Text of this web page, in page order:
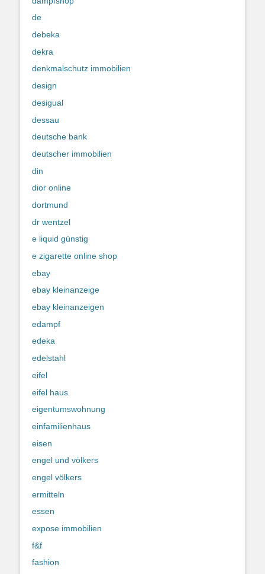
de
debeka
dekra
denkmalschutz immobilien
design
desigual
dessau
deutsche bank
deutscher immobilien
din
dior online
dortmund
dr wentzel
e liquid günstig
e zigarette online shop
ebay
ebay kleinanzeige
ebay kleinanzeigen
edampf
edeka
edelstahl
eifel
eifel haus
eigentumswohnung
einfamilienhaus
eisen
engel und völkers
engel völkers
ermitteln
essen
expose immobilien
f&f
fashion